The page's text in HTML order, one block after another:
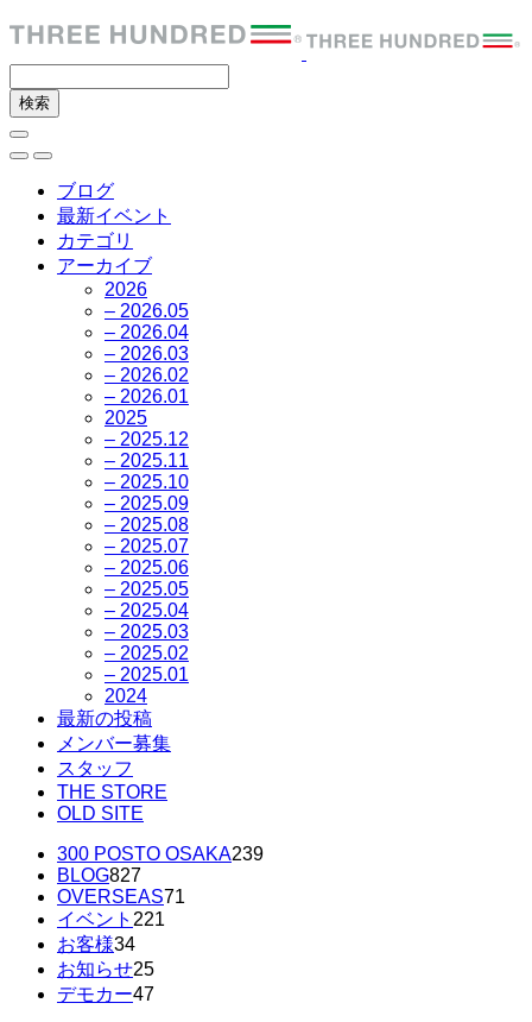
ブログ
最新イベント
カテゴリ
アーカイブ
2026
– 2026.05
– 2026.04
– 2026.03
– 2026.02
– 2026.01
2025
– 2025.12
– 2025.11
– 2025.10
– 2025.09
– 2025.08
– 2025.07
– 2025.06
– 2025.05
– 2025.04
– 2025.03
– 2025.02
– 2025.01
2024
最新の投稿
メンバー募集
スタッフ
THE STORE
OLD SITE
300 POSTO OSAKA239
BLOG827
OVERSEAS71
イベント 221
お客様34
お知らせ25
デモカー47